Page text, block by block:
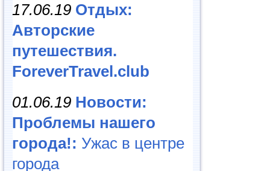
17.06.19 Отдых:
Авторские
путешествия.
ForeverTravel.club
01.06.19 Новости:
Проблемы нашего
города!: Ужас в центре
города